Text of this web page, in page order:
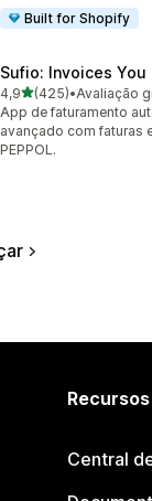
Built for Shopify
Sufio: Invoices You
4,9de 5 estrelas
(425)
425 avaliações ao todo
•Avaliação
App de faturamento
avançado com faturas
PEPPOL.
Recursos
Central